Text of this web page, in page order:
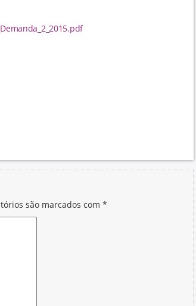
são marcados com *